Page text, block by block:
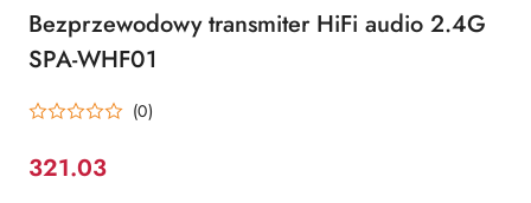
Bezprzewodowy transmiter HiFi audio 2.4G
SPA-WHF01
(0)
Cena:
321.03